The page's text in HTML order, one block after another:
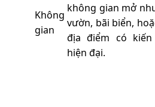
Không
gian
không gian mở
vườn, bãi biển,
địa điểm có
hiện đại.